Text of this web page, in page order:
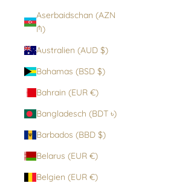
Aserbaidschan (AZN
₼)
Australien (AUD $)
Bahamas (BSD $)
Bahrain (EUR €)
Bangladesch (BDT ৳)
Barbados (BBD $)
Belarus (EUR €)
Belgien (EUR €)